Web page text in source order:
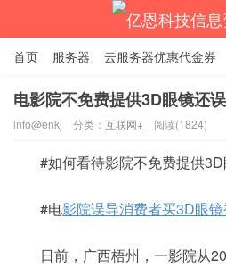
首页 服务器 云服务器优惠代金券
电影院不免费提供3D眼镜还
info@enkj 分类： 互联网+ 阅读(1824)
#如何看待影院不免费提供
#电影院误导消费者买3D眼
日前，广西梧州，一影院从